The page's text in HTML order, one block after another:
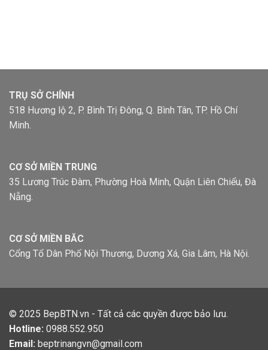
TRỤ SỞ CHÍNH
518 Hương lộ 2, P. Bình Trị Đông, Q. Bình Tân, TP. Hồ Chí
Minh.
CƠ SỞ MIỀN TRUNG
35 Lương Trúc Đàm, Phường Hoà Minh, Quận Liên Chiểu, Đà
Nẵng.
CƠ SỞ MIỀN BĂC
Cổng Tổ Dân Phố Nội Thương, Dương Xá, Gia Lâm, Hà Nội.
© 2025 BepBTN.vn - Tất cả các quyền được bảo lưu.
Hotline: 0988.552.950
Email: beptrinangvn@gmail.com